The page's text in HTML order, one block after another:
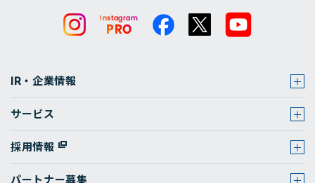
IR・企業情報
サービス
採用情報
パートナー募集